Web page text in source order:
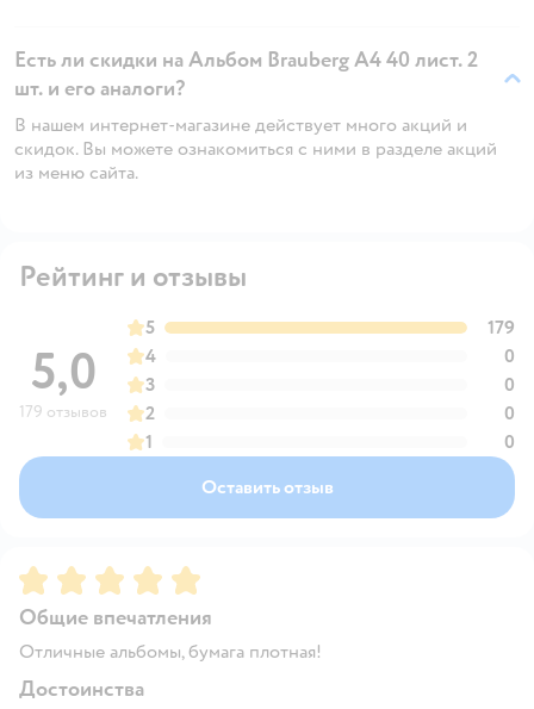
Есть ли скидки на Альбом Brauberg А4 40 лист. 2
шт. и его аналоги?
В нашем интернет-магазине действует много акций и
скидок. Вы можете ознакомиться с ними в разделе акций
из меню сайта.
Рейтинг и отзывы
5,0
179 отзывов
5
179
4
0
3
0
2
0
1
0
Оставить отзыв
Рейтинг:5
Общие впечатления
Отличные альбомы, бумага плотная!
Достоинства